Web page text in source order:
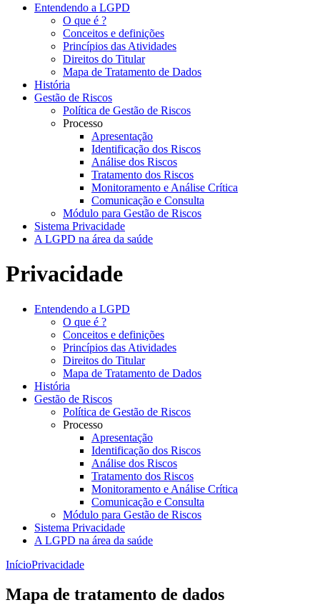
Entendendo a LGPD
O que é ?
Conceitos e definições
Princípios das Atividades
Direitos do Titular
Mapa de Tratamento de Dados
História
Gestão de Riscos
Política de Gestão de Riscos
Processo
Apresentação
Identificação dos Riscos
Análise dos Riscos
Tratamento dos Riscos
Monitoramento e Análise Crítica
Comunicação e Consulta
Módulo para Gestão de Riscos
Sistema Privacidade
A LGPD na área da saúde
Privacidade
Entendendo a LGPD
O que é ?
Conceitos e definições
Princípios das Atividades
Direitos do Titular
Mapa de Tratamento de Dados
História
Gestão de Riscos
Política de Gestão de Riscos
Processo
Apresentação
Identificação dos Riscos
Análise dos Riscos
Tratamento dos Riscos
Monitoramento e Análise Crítica
Comunicação e Consulta
Módulo para Gestão de Riscos
Sistema Privacidade
A LGPD na área da saúde
InícioPrivacidade
Mapa de tratamento de dados